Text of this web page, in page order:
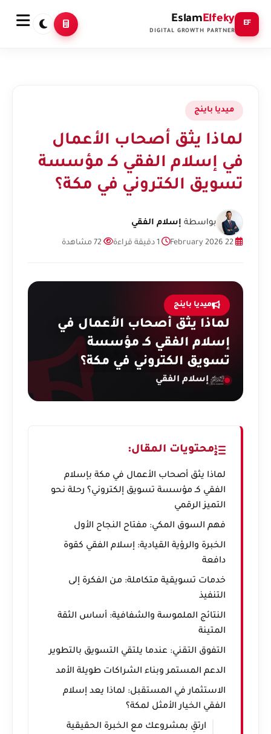
EF
EslamElfeky
DIGITAL GROWTH PARTNER
ميديا باينج
لماذا يثق أصحاب الأعمال
في إسلام الفقي كـ مؤسسة
تسويق الكتروني في مكة؟
بواسطة إسلام الفقي
ميديا باينج
لماذا يثق أصحاب الأعمال في
إسلام الفقي كـ مؤسسة
تسويق الكتروني في مكة؟
إسلام الفقي
محتويات المقال:
لماذا يثق أصحاب الأعمال في مكة بإسلام
الفقي كـ مؤسسة تسويق إلكتروني؟ رحلة نحو
التميز الرقمي
فهم السوق المكي: مفتاح النجاح الأول
الخبرة والرؤية القيادية: إسلام الفقي كقوة
دافعة
خدمات تسويقية متكاملة: من الفكرة إلى
التنفيذ
النتائج الملموسة والشفافية: أساس الثقة
المتينة
التفوق التقني: عندما يلتقي التسويق بالتطوير
الدعم المستمر وبناء الشراكات طويلة الأمد
الاستثمار في المستقبل: لماذا يعد إسلام
الفقي الخيار الأمثل لمكة؟
ارتقِ بمشروعك مع الخبرة الحقيقية